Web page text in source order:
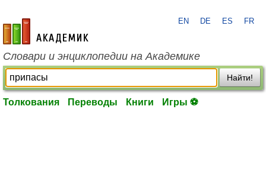
academic.ru
EN DE ES FR
Словари и энциклопедии на Академике
Найти!
Толкования Переводы Книги Игры ⚽